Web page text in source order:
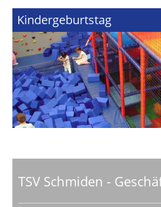
Kindergeburtstag
TSV Schmiden -